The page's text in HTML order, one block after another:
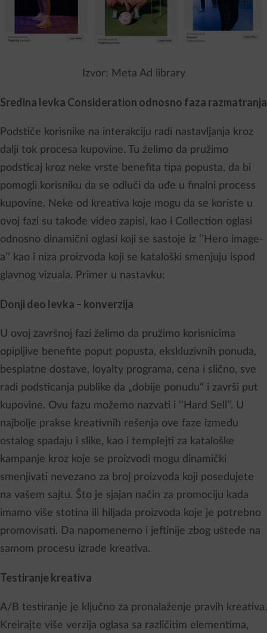
Izvor: Meta Ad library
Sredina levka Consideration odnosno faza razmatranja
Podstiče korisnike na interakciju radi nastavljanja kroz
dalji tok procesa kupovine. Tu želimo da pružimo
podsticaj kroz neke vrste benefita tipa popusta, da bi
pomogli korisniku da se odluči da uđe u finalni process
kupovine. Neke od kreativa koje mogu da se koriste u
ovoj fazi su takođe video zapisi, kao i Collection oglasi
odnosno dinamični oglasi koji se sastoje iz ‘’Hero image-
a’’ kao i niza proizvoda koji se kataloški smenjuju ispod
glavnog vizuala. Primer u nastavku:
Donji deo levka – konverzija
U ovoj završnoj fazi želimo da pružimo korisnicima
opipljive benefite poput popusta, ekskluzivnih ponuda,
besplatne dostave, loyalty programa, cena i slično, sve
radi podsticanja publike da „dobije ponudu“ i završi put
kupovine. Ovu fazu možemo nazvati i ‘’Hard Sell’’. U
najbolje prakse kreativnih rešenja ove faze između
ostalog spadaju i slike, kao i templejti za kataloške
kampanje kroz koje se proizvodi mogu dinamički
smenjivati nevezano za broj proizvoda koji posedujete
na vašem sajtu. Što je sjajan način za promociju kada
imamo više stotina ili hiljada proizvoda koje je potrebno
promovisati. Da napomenemo i jeftinije zbog uštede na
samom procesu izrade kreativa.
Testiranje kreativa
A/B testiranje je ključno za pronalaženje pravih kreativa.
Kreirajte više verzija oglasa sa različitim elementima,